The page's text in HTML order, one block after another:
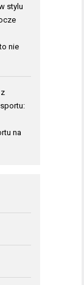
stylu
nie
na